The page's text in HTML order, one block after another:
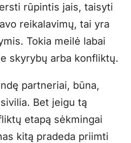
rūpintis jais, taisyti
reikalavimų, tai yra
Tokia meilė labai
skyrybų arba konfliktų.
partneriai, būna,
Bet jeigu tą
etapą sėkmingai
kitą pradeda priimti